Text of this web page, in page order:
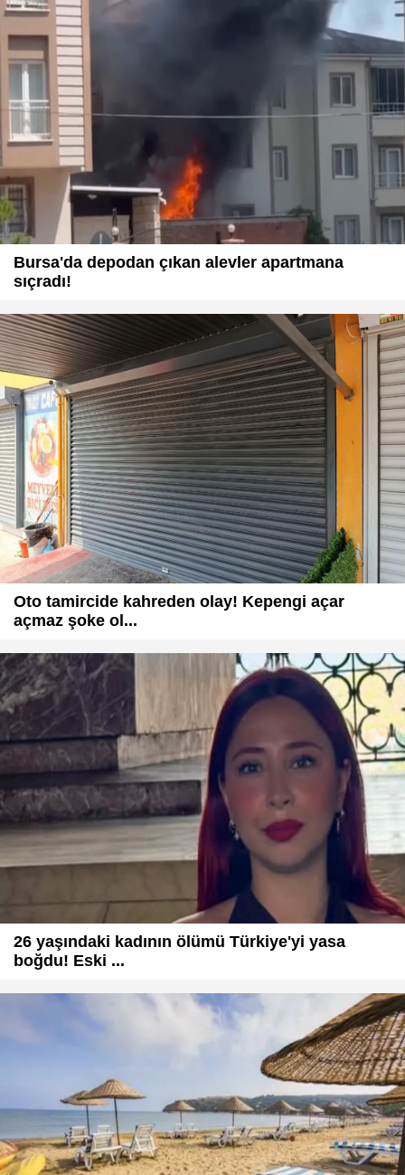
Bursa'da depodan çıkan alevler apartmana
sıçradı!
Oto tamircide kahreden olay! Kepengi açar
açmaz şoke ol...
26 yaşındaki kadının ölümü Türkiye'yi yasa
boğdu! Eski ...